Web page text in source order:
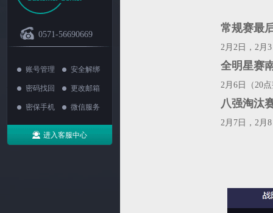
0571-56690669
账号管理 安全解绑
密码找回 更改邮箱
密保手机 微信服务
进入客服中心
常规赛最
2月2日，2月
全明星赛
2月6日（20
八强淘汰
2月7日，2月